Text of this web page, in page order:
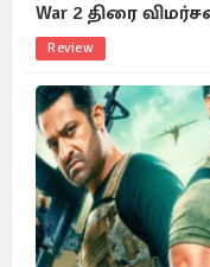
War 2 திரை
Review